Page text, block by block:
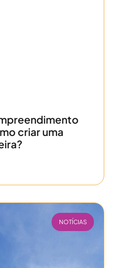
criar uma
NOTÍCIAS